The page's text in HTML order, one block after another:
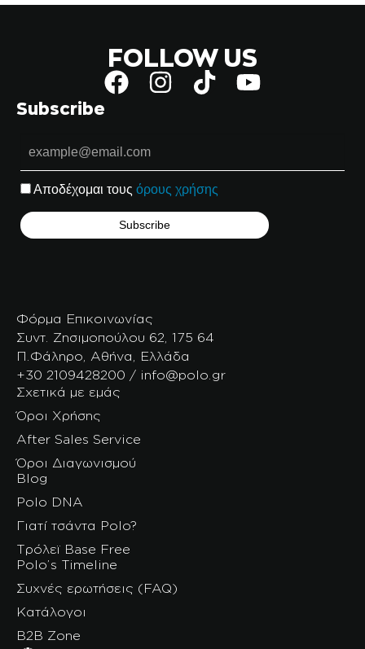
FOLLOW US
Subscribe
Αποδέχομαι τους όρους χρήσης
Φόρμα Επικοινωνίας
Συντ. Ζησιμοπούλου 62, 175 64
Π.Φάληρο, Αθήνα, Ελλάδα
+30 2109428200 / info@polo.gr
Σχετικά με εμάς
Όροι Χρήσης
After Sales Service
Όροι Διαγωνισμού
Blog
Polo DNA
Γιατί τσάντα Polo?
Τρόλεϊ Base Free
Polo’s Timeline
Συχνές ερωτήσεις (FAQ)
Κατάλογοι
B2B Zone